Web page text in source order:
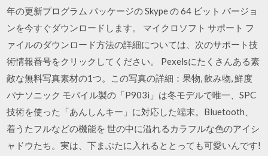
年の更新プログラム パッケージの Skype の 64 ビット バージョ
ンを今すぐダウンロードします。 マイクロソフト サポート フ
ァイルのダウンロード方法の詳細については、次のサポート技
術情報番号をクリックしてください。 Pexelsにたくさんある素
敵な無料写真素材の1つ。この写真の詳細：果物, 飲み物, 鮮度
パナソニック モバイル製の「P903i」は冬モデルで唯一、SPC
技術を使った「あんしんキー」に対応した端末。Bluetooth、
着うたフルなどの機能を 世の中に溢れるカラフルな色のアイシ
ャドウたち。実は、下まぶたに入れるととっても可愛いんです!